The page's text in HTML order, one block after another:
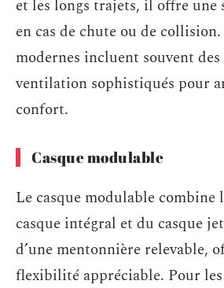
et les longs trajets, il offre une
en cas de chute ou de
modernes incluent souvent des
ventilation sophistiqués pour
confort.
Casque modulable
Le casque modulable combine
casque intégral et du casque
d’une mentonnière relevable,
flexibilité appréciable. Pour